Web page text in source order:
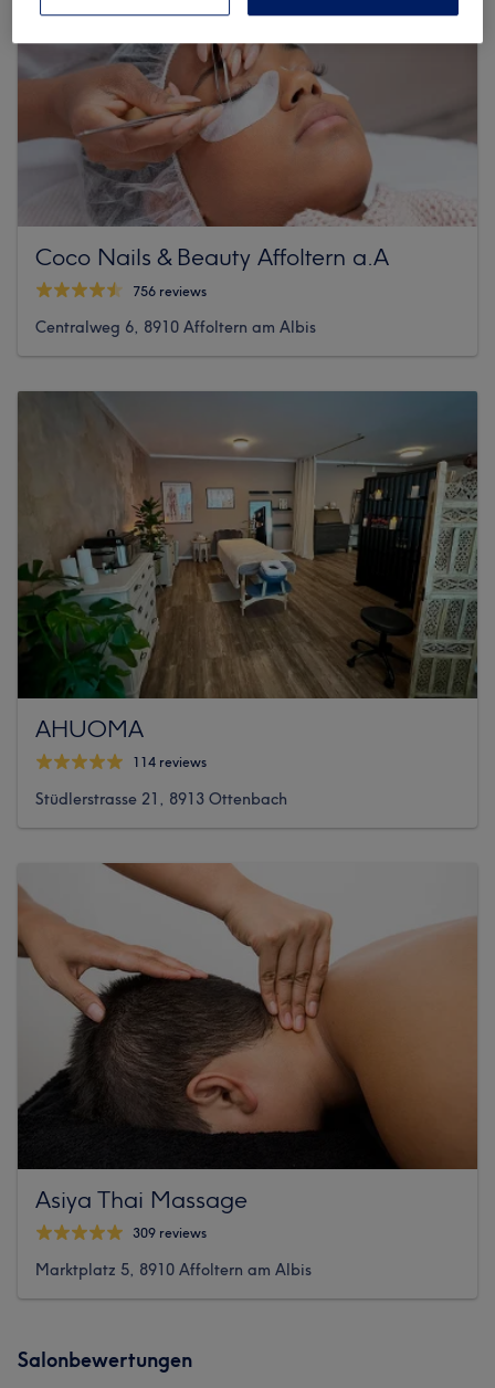
Coco Nails & Beauty Affoltern a.A
756 reviews
Centralweg 6, 8910 Affoltern am Albis
AHUOMA
114 reviews
Stüdlerstrasse 21, 8913 Ottenbach
Asiya Thai Massage
309 reviews
Marktplatz 5, 8910 Affoltern am Albis
Salonbewertungen